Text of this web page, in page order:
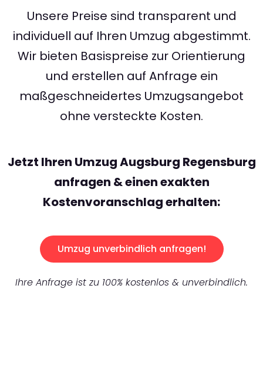
Unsere Preise sind transparent und
individuell auf Ihren Umzug abgestimmt.
Wir bieten Basispreise zur Orientierung
und erstellen auf Anfrage ein
maßgeschneidertes Umzugsangebot
ohne versteckte Kosten.
Jetzt Ihren Umzug Augsburg Regensburg
anfragen & einen exakten
Kostenvoranschlag erhalten:
Umzug unverbindlich anfragen!
Ihre Anfrage ist zu 100% kostenlos & unverbindlich.